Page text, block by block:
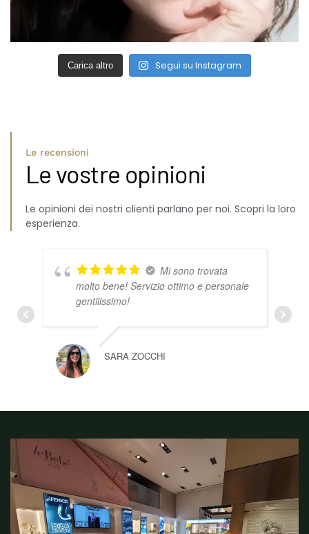
Carica altro Segui su Instagram
Le recensioni
Le vostre opinioni
Le opinioni dei nostri clienti parlano per noi. Scopri la loro
esperienza.
Mi sono trovata
molto bene! Servizio ottimo e personale
gentilissimo!
SARA ZOCCHI